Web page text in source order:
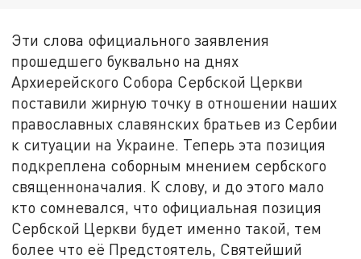
Эти слова официального заявления
прошедшего буквально на днях
Архиерейского Собора Сербской Церкви
поставили жирную точку в отношении наших
православных славянских братьев из Сербии
к ситуации на Украине. Теперь эта позиция
подкреплена соборным мнением сербского
священноначалия. К слову, и до этого мало
кто сомневался, что официальная позиция
Сербской Церкви будет именно такой, тем
более что её Предстоятель, Святейший